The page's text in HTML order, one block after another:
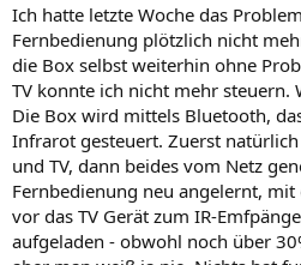
Ich hatte letzte Woche das
Fernbedienung plötzlich nicht
die Box selbst weiterhin ohne
TV konnte ich nicht mehr steuern.
Die Box wird mittels Bluetooth,
Infrarot gesteuert. Zuerst
und TV, dann beides vom Netz
Fernbedienung neu angelernt,
vor das TV Gerät zum IR-
aufgeladen - obwohl noch über